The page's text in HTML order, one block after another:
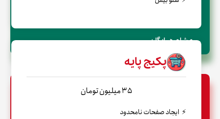
← مشاوره رایگان
پکیج پایه
35 میلیون تومان
ایجاد صفحات نامحدود